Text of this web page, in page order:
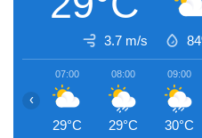
3.7 m/s
07:00
29°C
08:00
29°C
09:00
30°C
‹